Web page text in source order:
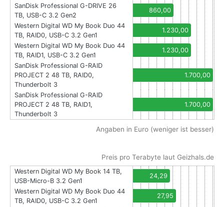
SanDisk Professional G-DRIVE 26
TB, USB-C 3.2 Gen2
860,00
Western Digital WD My Book Duo 44
TB, RAID0, USB-C 3.2 Gen1
1.230,00
Western Digital WD My Book Duo 44
TB, RAID1, USB-C 3.2 Gen1
1.230,00
SanDisk Professional G-RAID
PROJECT 2 48 TB, RAID0,
Thunderbolt 3
1.700,00
SanDisk Professional G-RAID
PROJECT 2 48 TB, RAID1,
Thunderbolt 3
1.700,00
Angaben in Euro (weniger ist besser)
Preis pro Terabyte laut Geizhals.de
Western Digital WD My Book 14 TB,
USB-Micro-B 3.2 Gen1
24,29
Western Digital WD My Book Duo 44
TB, RAID0, USB-C 3.2 Gen1
27,95